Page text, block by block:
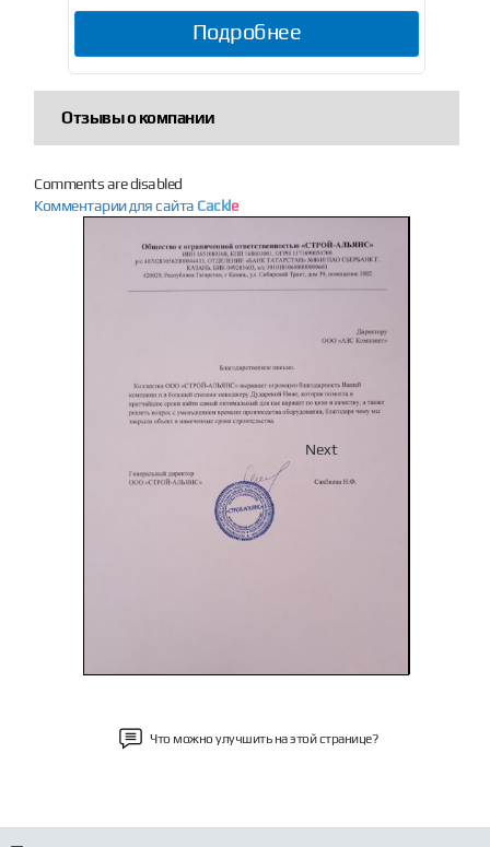
Подробнее
Отзывы о компании
Comments are disabled
Комментарии для сайта Cackle
Next
Что можно улучшить на этой странице?